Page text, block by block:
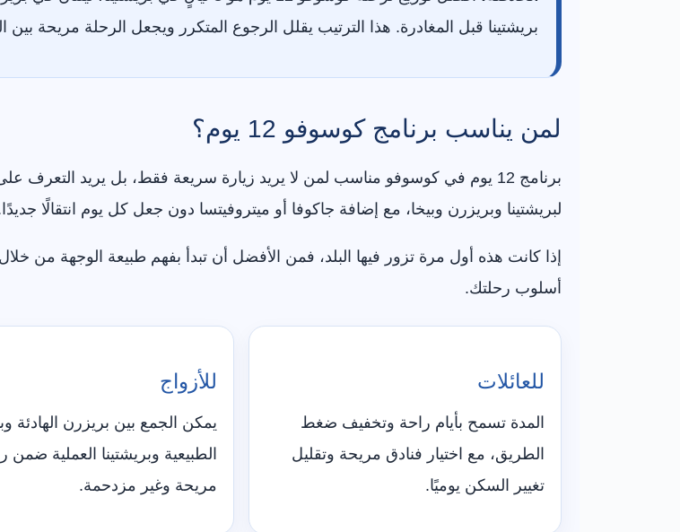
بريشتينا قبل المغادرة. هذا الترتيب يقلل الرجوع المتكرر ويجعل الرحلة مريحة بين
لمن يناسب برنامج كوسوفو 12 يوم؟
برنامج 12 يوم في كوسوفو مناسب لمن لا يريد زيارة سريعة فقط، بل يريد
لبريشتينا وبريزرن وبيخا، مع إضافة جاكوفا أو ميتروفيتسا دون جعل كل يوم انتقالًا
إذا كانت هذه أول مرة تزور فيها البلد، فمن الأفضل أن تبدأ بفهم طبيعة الوجهة من خلال
أسلوب رحلتك.
للعائلات
المدة تسمح بأيام راحة وتخفيف ضغط
الطريق، مع اختيار فنادق مريحة وتقليل
تغيير السكن يوميًا.
للأزواج
يمكن الجمع بين بريزرن الهادئة
الطبيعية وبريشتينا العملية ضمن
مريحة وغير مزدحمة.